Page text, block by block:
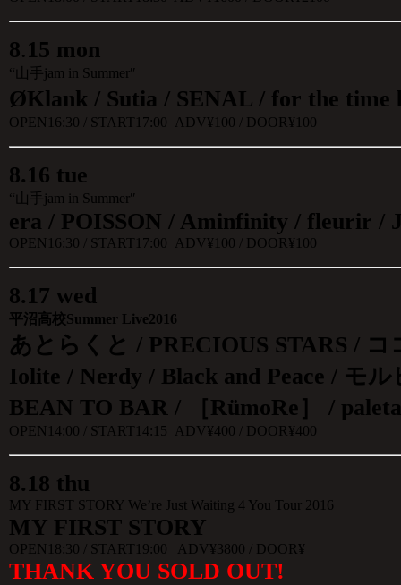
8.15 mon
“山手jam in Summer″
ØKlank / Sutia / SENAL / for the time
OPEN16:30 / START17:00 ADV¥100 / DOOR¥100
8.16 tue
“山手jam in Summer″
era / POISSON / Aminfinity / fleurir /
OPEN16:30 / START17:00 ADV¥100 / DOOR¥100
8.17 wed
平沼高校Summer Live2016
あとらくと / PRECIOUS STARS / コ
Iolite / Nerdy / Black and Peace / モ
BEAN TO BAR / ［RümoRe］ /
OPEN14:00 / START14:15 ADV¥400 / DOOR¥400
8.18 thu
MY FIRST STORY We’re Just Waiting 4 You Tour 2016
MY FIRST STORY
OPEN18:30 / START19:00 ADV¥3800 / DOOR¥
THANK YOU SOLD OUT!